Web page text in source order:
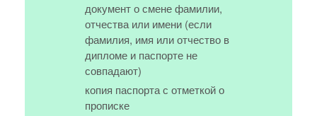
документ о смене фамилии,
отчества или имени (если
фамилия, имя или отчество в
дипломе и паспорте не
совпадают)
копия паспорта с отметкой о
прописке